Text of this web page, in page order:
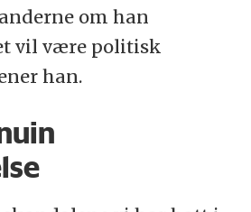
om han
vil være politisk
han.